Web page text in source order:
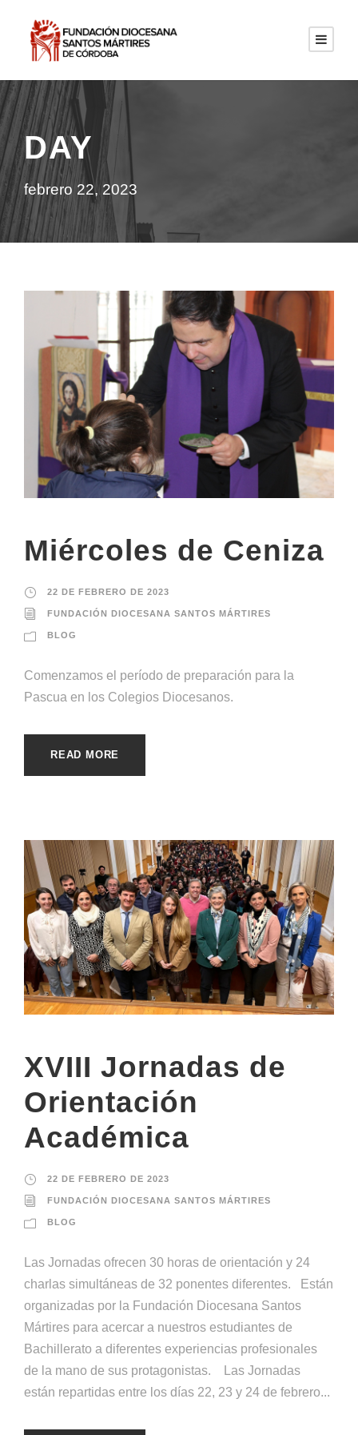
DAY
febrero 22, 2023
Miércoles de Ceniza
22 DE FEBRERO DE 2023
FUNDACIÓN DIOCESANA SANTOS MÁRTIRES
BLOG
Comenzamos el período de preparación para la
Pascua en los Colegios Diocesanos.
READ MORE
XVIII Jornadas de
Orientación
Académica
22 DE FEBRERO DE 2023
FUNDACIÓN DIOCESANA SANTOS MÁRTIRES
BLOG
Las Jornadas ofrecen 30 horas de orientación y 24
charlas simultáneas de 32 ponentes diferentes. Están
organizadas por la Fundación Diocesana Santos
Mártires para acercar a nuestros estudiantes de
Bachillerato a diferentes experiencias profesionales
de la mano de sus protagonistas. Las Jornadas
están repartidas entre los días 22, 23 y 24 de febrero...